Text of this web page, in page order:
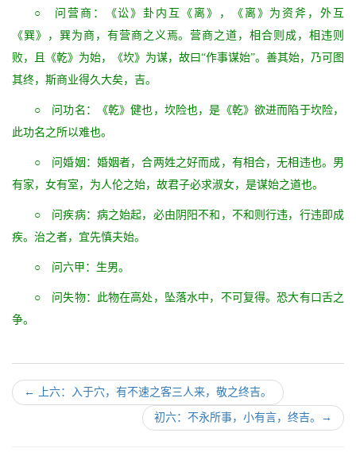
○ 问营商：《讼》卦内互《离》，《离》为资斧，外互
《巽》，巽为商，有营商之义焉。营商之道，相合则成，相违则
败，且《乾》为始，《坎》为谋，故曰“作事谋始”。善其始，乃可图
其终，斯商业得久大矣，吉。
○ 问功名：《乾》健也，坎险也，是《乾》欲进而陷于坎险，
此功名之所以难也。
○ 问婚姻：婚姻者，合两姓之好而成，有相合，无相违也。男
有家，女有室，为人伦之始，故君子必求淑女，是谋始之道也。
○ 问疾病：病之始起，必由阴阳不和，不和则行违，行违即成
疾。治之者，宜先慎夫始。
○ 问六甲：生男。
○ 问失物：此物在高处，坠落水中，不可复得。恐大有口舌之
争。
← 上六：入于穴，有不速之客三人来，敬之终吉。
初六：不永所事，小有言，终吉。 →